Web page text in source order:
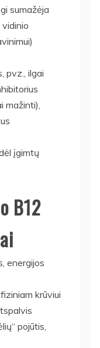
sumažėja
pvz., ilgai
mažinti),
įgimtų
B12
energijos
krūviui
pojūtis,